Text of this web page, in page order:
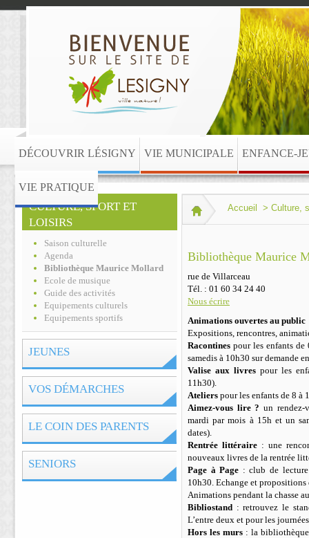
DÉCOUVRIR LÉSIGNY VIE MUNICIPALE ENFANCE-
VIE PRATIQUE
CULTURE, SPORT ET
LOISIRS
Saison culturelle
Agenda
Bibliothèque Maurice Mollard
Ecole de musique
Guide des activités
Equipements culturels
Equipements sportifs
JEUNES
VOS DÉMARCHES
LE COIN DES PARENTS
SENIORS
Accueil > Culture,
Bibliothèque Maurice
rue de Villarceau
Tél. : 01 60 34 24 40
Nous écrire
Animations ouvertes au public
Expositions, rencontres,
Racontinespour les enfants de
samedis à 10h30 sur demande
Valise aux livrespour les
11h30).
Ateliers pour les enfants de 8 à
Aimez-vous lire ? un rendez-
mardi par mois à 15h et un
dates).
Rentrée littéraire: une
nouveaux livres de la rentrée
Page à Page : club de
10h30. Echange et propositions
Animations pendant la chasse
Bibliostand : retrouvez le
L’entre deux et pour les
Hors les murs: la bibliothèque